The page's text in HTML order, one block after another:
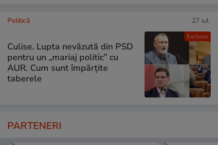
Exclusiv
Politică 27 iul.
Culise. Lupta nevăzută din PSD
pentru un „mariaj politic” cu
AUR. Cum sunt împărțite
taberele
PARTENERI